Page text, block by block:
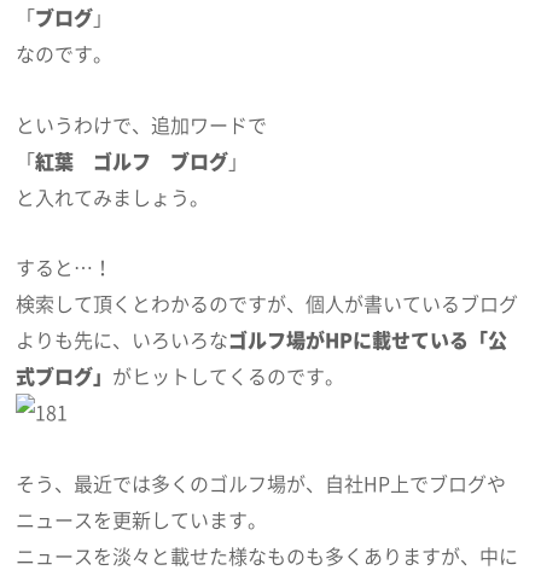
「ブログ」
なのです。
というわけで、追加ワードで
「紅葉 ゴルフ ブログ」
と入れてみましょう。
すると…！
検索して頂くとわかるのですが、個人が書いているブログ
よりも先に、いろいろなゴルフ場がHPに載せている「公
式ブログ」 がヒットしてくるのです。
そう、最近では多くのゴルフ場が、自社HP上でブログや
ニュースを更新しています。
ニュースを淡々と載せた様なものも多くありますが、中に